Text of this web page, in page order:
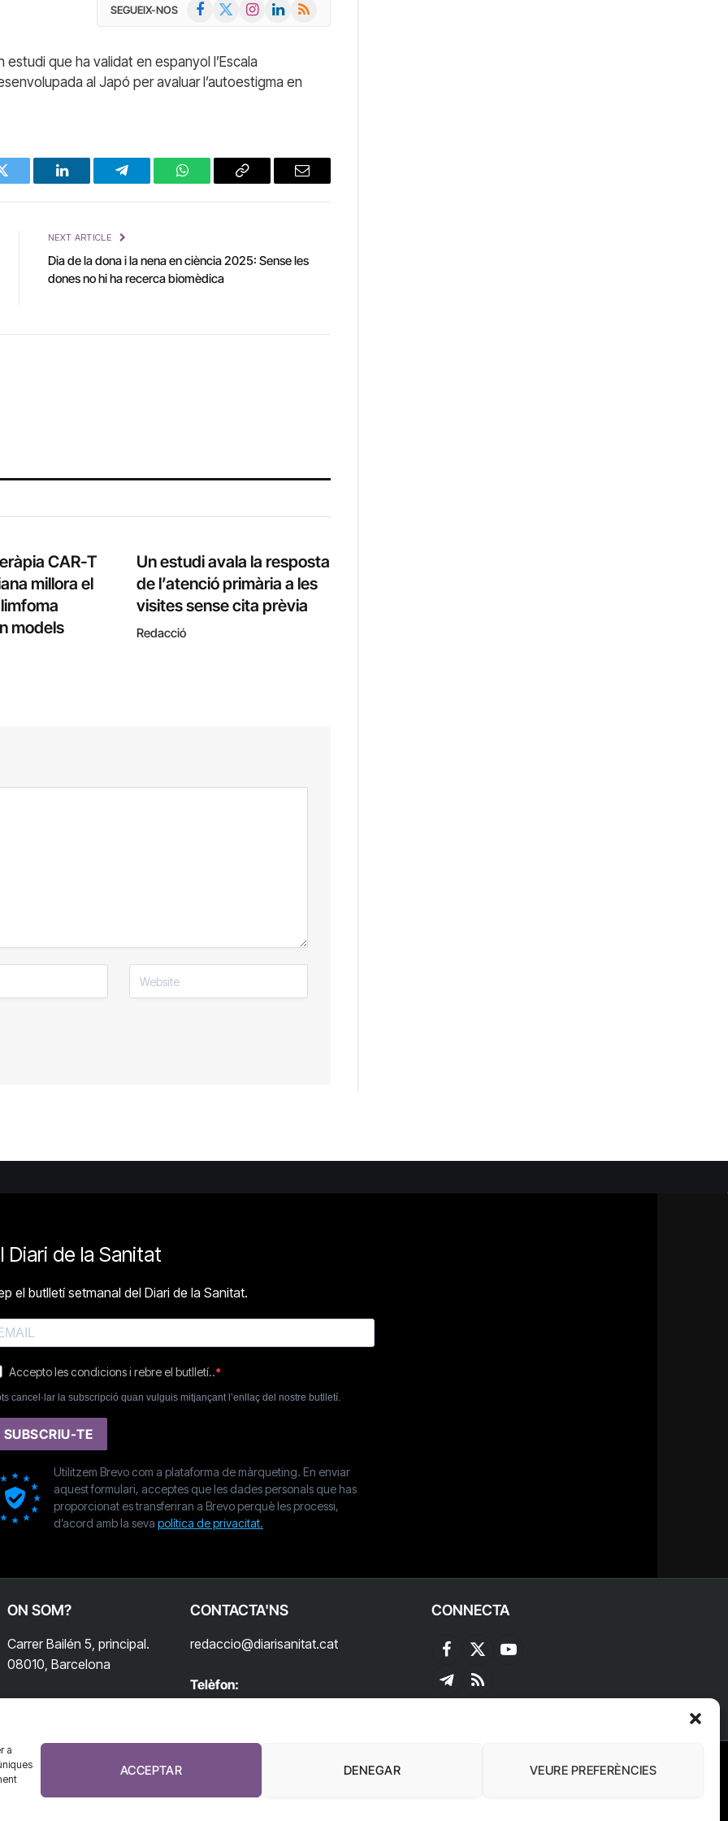
a
ACCEPTAR DENEGAR VEURE PREFERÈNCIES
SEGUEIX-NOS Facebook InstagramLinkedIn
RSS
estudi que ha validat en espanyol l’Escala
al Japó per avaluar l’autoestigma en
Twitter LinkedIn Telegram WhatsAppCopy
Email
NEXT ARTICLE
Dia de la dona i la nena en ciència 2025: Sense les
dones no hi ha recerca biomèdica
CAR-T
millora el
models
Un estudi avala la resposta
de l’atenció primària a les
visites sense cita prèvia
Redacció
Diari de la Sanitat
el butlletí setmanal del Diari de la Sanitat.
Accepto les condicions i rebre el butlletí..
cancel·lar la subscripció quan vulguis mitjançant l’enllaç del nostre butlletí.
SUBSCRIU-TE
Utilitzem Brevo com a plataforma de màrqueting. En enviar
aquest formulari, acceptes que les dades personals que has
proporcionat es transferiran a Brevo perquè les processi,
d’acord amb la seva política de privacitat.
ON SOM?
Carrer Bailén 5, principal.
08010, Barcelona
CONTACTA'NS
redaccio@diarisanitat.cat
Telèfon:
CONNECTA
Facebook
X
(Twitter)
YouTube
Telegram
RSS